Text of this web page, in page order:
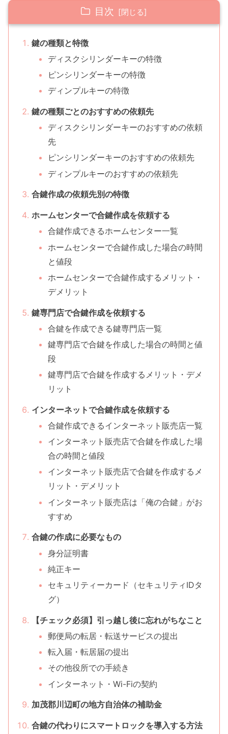
目次
鍵の種類と特徴
ディスクシリンダーキーの特徴
ピンシリンダーキーの特徴
ディンプルキーの特徴
鍵の種類ごとのおすすめの依頼先
ディスクシリンダーキーのおすすめの依頼
先
ピンシリンダーキーのおすすめの依頼先
ディンプルキーのおすすめの依頼先
合鍵作成の依頼先別の特徴
ホームセンターで合鍵作成を依頼する
合鍵作成できるホームセンター一覧
ホームセンターで合鍵作成した場合の時間
と値段
ホームセンターで合鍵作成するメリット・
デメリット
鍵専門店で合鍵作成を依頼する
合鍵を作成できる鍵専門店一覧
鍵専門店で合鍵を作成した場合の時間と値
段
鍵専門店で合鍵を作成するメリット・デメ
リット
インターネットで合鍵作成を依頼する
合鍵作成できるインターネット販売店一覧
インターネット販売店で合鍵を作成した場
合の時間と値段
インターネット販売店で合鍵を作成するメ
リット・デメリット
インターネット販売店は「俺の合鍵」がお
すすめ
合鍵の作成に必要なもの
身分証明書
純正キー
セキュリティーカード（セキュリティIDタ
グ）
【チェック必須】引っ越し後に忘れがちなこと
郵便局の転居・転送サービスの提出
転入届・転居届の提出
その他役所での手続き
インターネット・Wi-Fiの契約
加茂郡川辺町の地方自治体の補助金
合鍵の代わりにスマートロックを導入する方法